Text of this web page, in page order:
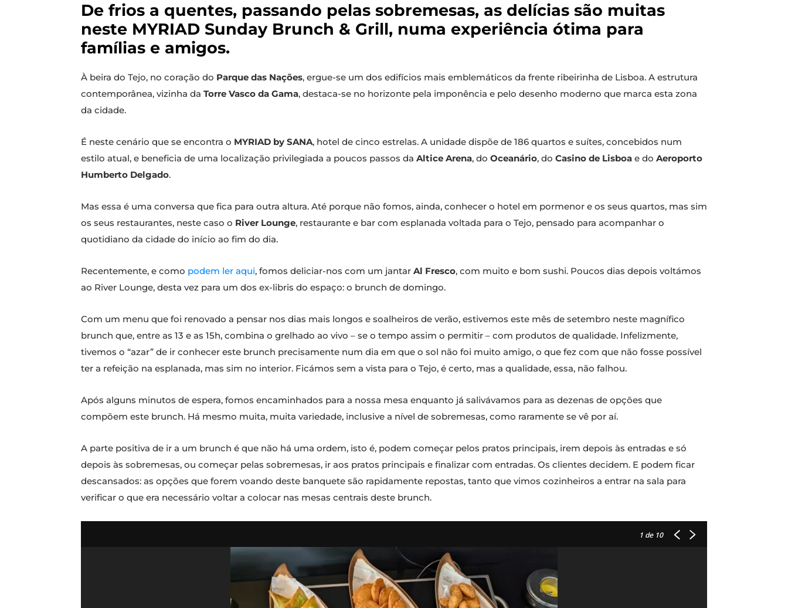
De frios a quentes, passando pelas sobremesas, as delícias são muitas
neste MYRIAD Sunday Brunch & Grill, numa experiência ótima para
famílias e amigos.
À beira do Tejo, no coração do Parque das Nações, ergue-se um dos edifícios mais emblemáticos da frente ribeirinha de Lisboa. A estrutura
contemporânea, vizinha da Torre Vasco da Gama, destaca-se no horizonte pela imponência e pelo desenho moderno que marca esta zona
da cidade.
É neste cenário que se encontra o MYRIAD by SANA, hotel de cinco estrelas. A unidade dispõe de 186 quartos e suítes, concebidos num
estilo atual, e beneficia de uma localização privilegiada a poucos passos da Altice Arena, do Oceanário, do Casino de Lisboa e do Aeroporto
Humberto Delgado.
Mas essa é uma conversa que fica para outra altura. Até porque não fomos, ainda, conhecer o hotel em pormenor e os seus quartos, mas sim
os seus restaurantes, neste caso o River Lounge, restaurante e bar com esplanada voltada para o Tejo, pensado para acompanhar o
quotidiano da cidade do início ao fim do dia.
Recentemente, e como podem ler aqui, fomos deliciar-nos com um jantar Al Fresco, com muito e bom sushi. Poucos dias depois voltámos
ao River Lounge, desta vez para um dos ex-libris do espaço: o brunch de domingo.
Com um menu que foi renovado a pensar nos dias mais longos e soalheiros de verão, estivemos este mês de setembro neste magnífico
brunch que, entre as 13 e as 15h, combina o grelhado ao vivo – se o tempo assim o permitir – com produtos de qualidade. Infelizmente,
tivemos o “azar” de ir conhecer este brunch precisamente num dia em que o sol não foi muito amigo, o que fez com que não fosse possível
ter a refeição na esplanada, mas sim no interior. Ficámos sem a vista para o Tejo, é certo, mas a qualidade, essa, não falhou.
Após alguns minutos de espera, fomos encaminhados para a nossa mesa enquanto já salivávamos para as dezenas de opções que
compõem este brunch. Há mesmo muita, muita variedade, inclusive a nível de sobremesas, como raramente se vê por aí.
A parte positiva de ir a um brunch é que não há uma ordem, isto é, podem começar pelos pratos principais, irem depois às entradas e só
depois às sobremesas, ou começar pelas sobremesas, ir aos pratos principais e finalizar com entradas. Os clientes decidem. E podem ficar
descansados: as opções que forem voando deste banquete são rapidamente repostas, tanto que vimos cozinheiros a entrar na sala para
verificar o que era necessário voltar a colocar nas mesas centrais deste brunch.
1 de 10